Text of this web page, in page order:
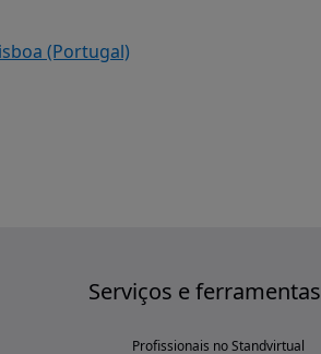
(Portugal)
Serviços e ferramentas
Profissionais no Standvirtual